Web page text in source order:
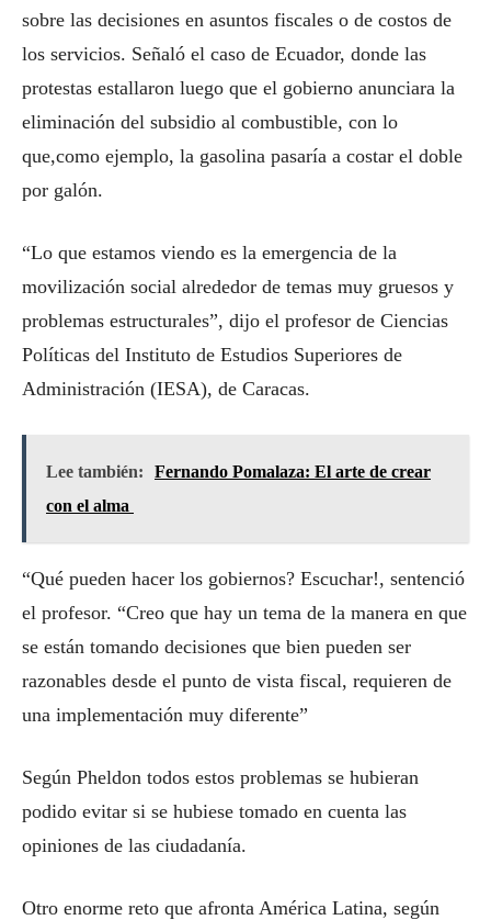
sobre las decisiones en asuntos fiscales o de costos de
los servicios. Señaló el caso de Ecuador, donde las
protestas estallaron luego que el gobierno anunciara la
eliminación del subsidio al combustible, con lo
que,como ejemplo, la gasolina pasaría a costar el doble
por galón.
“Lo que estamos viendo es la emergencia de la
movilización social alrededor de temas muy gruesos y
problemas estructurales”, dijo el profesor de Ciencias
Políticas del Instituto de Estudios Superiores de
Administración (IESA), de Caracas.
Lee también:
Fernando Pomalaza: El arte de crear
con el alma
“Qué pueden hacer los gobiernos? Escuchar!, sentenció
el profesor. “Creo que hay un tema de la manera en que
se están tomando decisiones que bien pueden ser
razonables desde el punto de vista fiscal, requieren de
una implementación muy diferente”
Según Pheldon todos estos problemas se hubieran
podido evitar si se hubiese tomado en cuenta las
opiniones de las ciudadanía.
Otro enorme reto que afronta América Latina, según